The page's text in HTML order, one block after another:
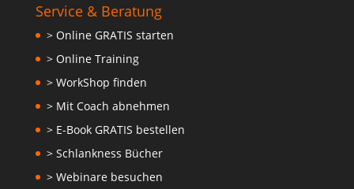
Service & Beratung
> Online GRATIS starten
> Online Training
> WorkShop finden
> Mit Coach abnehmen
> E-Book GRATIS bestellen
> Schlankness Bücher
> Webinare besuchen